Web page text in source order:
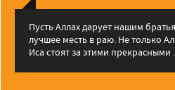
Пусть Аллах дарует нашим
лучшее месть в раю. Не только
Иса стоят за этими прекрасными